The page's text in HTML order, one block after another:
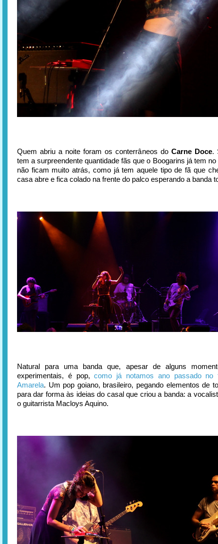
Quem abriu a noite foram os conterrâneos do Carne Doce.
tem a surpreendente quantidade fãs que o Boogarins já tem
não ficam muito atrás, como já tem aquele tipo de fã que
casa abre e fica colado na frente do palco esperando a banda
Natural para uma banda que, apesar de alguns
experimentais, é pop,como já notamos ano passado no
Amarela. Um pop goiano, brasileiro, pegando elementos de
para dar forma às ideias do casal que criou a banda: a
o guitarrista Macloys Aquino.